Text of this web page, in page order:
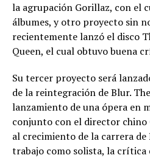
la agrupación Gorillaz, con el
álbumes, y otro proyecto sin
recientemente lanzó el disco
Queen, el cual obtuvo buena
Su tercer proyecto será
de la reintegración de Blur.
lanzamiento de una ópera en
conjunto con el director chino
al crecimiento de la carrera
trabajo como solista, la crítica